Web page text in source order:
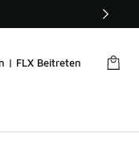
| FLX Beitreten